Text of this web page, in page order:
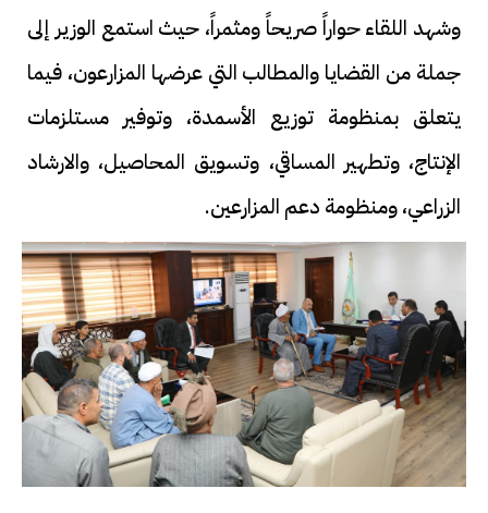
وشهد اللقاء حواراً صريحاً ومثمراً، حيث استمع الوزير إلى
جملة من القضايا والمطالب التي عرضها المزارعون، فيما
يتعلق بمنظومة توزيع الأسمدة، وتوفير مستلزمات
الإنتاج، وتطهير المساقي، وتسويق المحاصيل، والارشاد
الزراعي، ومنظومة دعم المزارعين.